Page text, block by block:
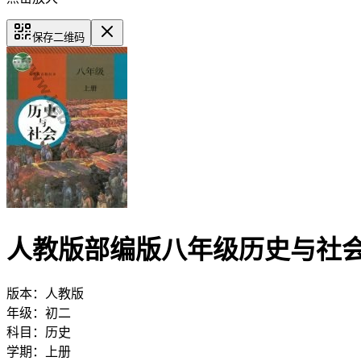
保存二维码
人教版部编版八年级历史与社
版本：
人教版
年级： 初二
科目： 历史
学期：
上册